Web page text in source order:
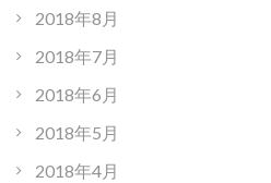
2018年8月
2018年7月
2018年6月
2018年5月
2018年4月